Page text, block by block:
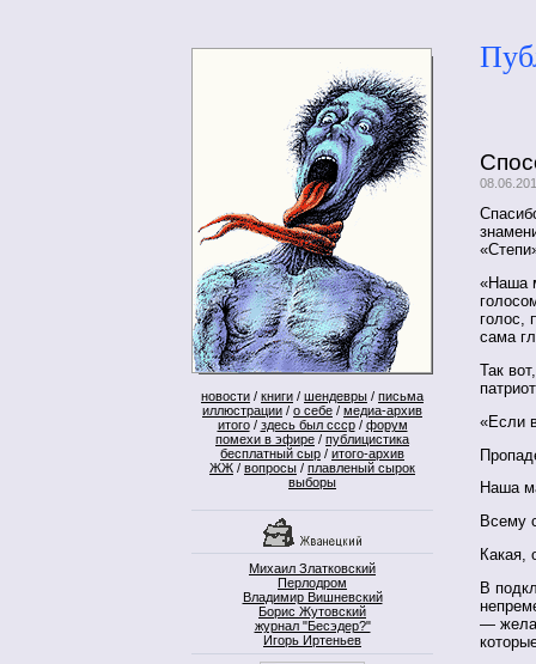
новости / книги / шендевры / письма
иллюстрации / о себе / медиа-архив
итого/ здесь был ссср/ форум
помехи в эфире / публицистика
бесплатный сыр / итого-архив
ЖЖ / вопросы / плавленый сырок
выборы
Михаил Златковский
Перлодром
Владимир Вишневский
Борис Жутовский
журнал "Бесэдер?"
Игорь Иртеньев
«Наша
голос,
сама
Так
«Если
Наша
Всему
Какая,
В
—